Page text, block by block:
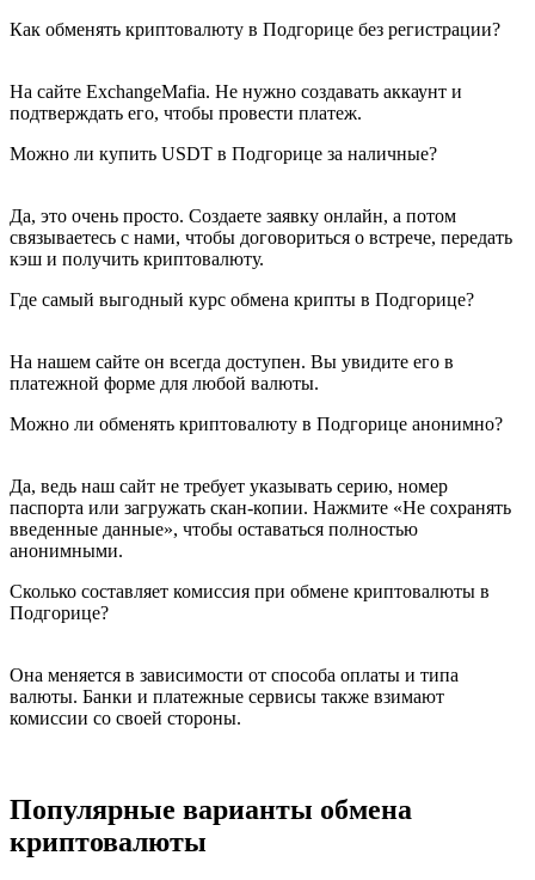
Как обменять криптовалюту в Подгорице без регистрации?
На сайте ExchangeMafia. Не нужно создавать аккаунт и
подтверждать его, чтобы провести платеж.
Можно ли купить USDT в Подгорице за наличные?
Да, это очень просто. Создаете заявку онлайн, а потом
связываетесь с нами, чтобы договориться о встрече, передать
кэш и получить криптовалюту.
Где самый выгодный курс обмена крипты в Подгорице?
На нашем сайте он всегда доступен. Вы увидите его в
платежной форме для любой валюты.
Можно ли обменять криптовалюту в Подгорице анонимно?
Да, ведь наш сайт не требует указывать серию, номер
паспорта или загружать скан-копии. Нажмите «Не сохранять
введенные данные», чтобы оставаться полностью
анонимными.
Сколько составляет комиссия при обмене криптовалюты в
Подгорице?
Она меняется в зависимости от способа оплаты и типа
валюты. Банки и платежные сервисы также взимают
комиссии со своей стороны.
Популярные варианты обмена
криптовалюты